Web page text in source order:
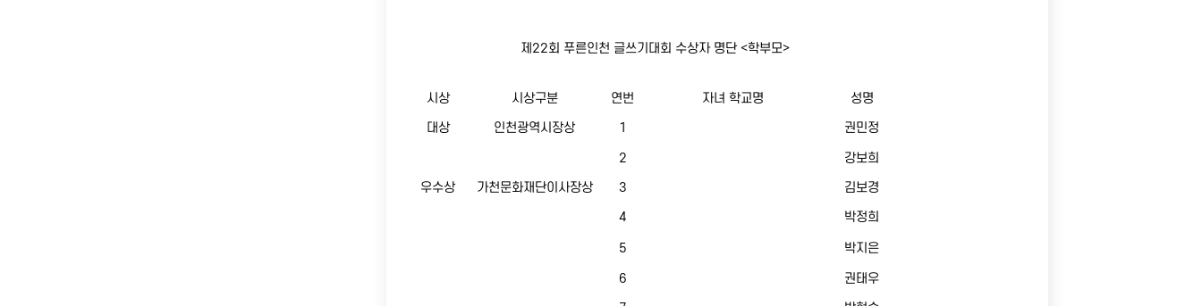
제22회 푸른인천 글쓰기대회 수상자 명단 <학부모>
시상 시상구분 연번 자녀 학교명
성명
대상
인천광역시장상 1 권민정
우수상 가천문화재단이사장상
2
강보희
3
김보경
4
박정희
5
박지은
6
권태우